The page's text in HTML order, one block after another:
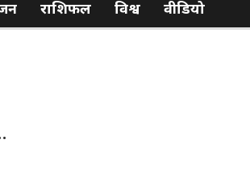
राशिफल विश्व वीडियो